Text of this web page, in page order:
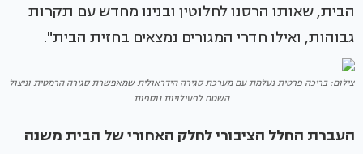
הבית, שאותו הרסנו לחלוטין ובנינו מחדש עם תקרות
גבוהות, ואילו חדרי המגורים נמצאים בחזית הבית".
צילום: בריכה פרטית נעלמת עם מערכת סגירה הידראולית שמאפשרת סגירה הרמטית וניצול
השטח לפעילויות נוספות
העברת החלל הציבורי לחלק האחורי של הבית משנה